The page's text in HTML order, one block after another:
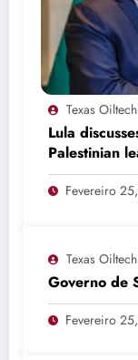
Texas
Lula
Palestinian
invitation
Fevereiro
Texas
Governo de
Fevereiro